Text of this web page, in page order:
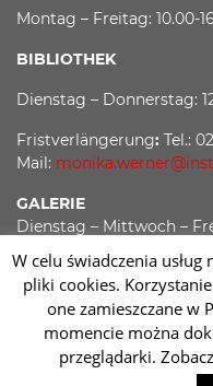
Montag – Freitag: 10.00-
BIBLIOTHEK
Dienstag – Donnerstag:
Fristverlängerung: Tel.:
Mail:
GALERIE
Dienstag – Mittwoch –
Donnerstag: 11.00 – 19.00
W celu świadczenia
pliki cookies.
one zamieszczane w
momencie można
przeglądarki.